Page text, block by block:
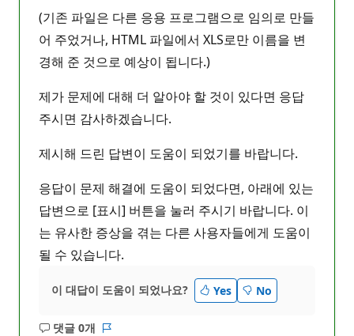
(기존 파일은 다른 응용 프로그램으로 임의로 만들
어 주었거나, HTML 파일에서 XLS로만 이름을 변
경해 준 것으로 예상이 됩니다.)
제가 문제에 대해 더 알아야 할 것이 있다면 응답
주시면 감사하겠습니다.
제시해 드린 답변이 도움이 되었기를 바랍니다.
응답이 문제 해결에 도움이 되었다면, 아래에 있는
답변으로 [표시] 버튼을 눌러 주시기 바랍니다. 이
는 유사한 증상을 겪는 다른 사용자들에게 도움이
될 수 있습니다.
이 대답이 도움이 되었나요? Yes No
댓글 0개